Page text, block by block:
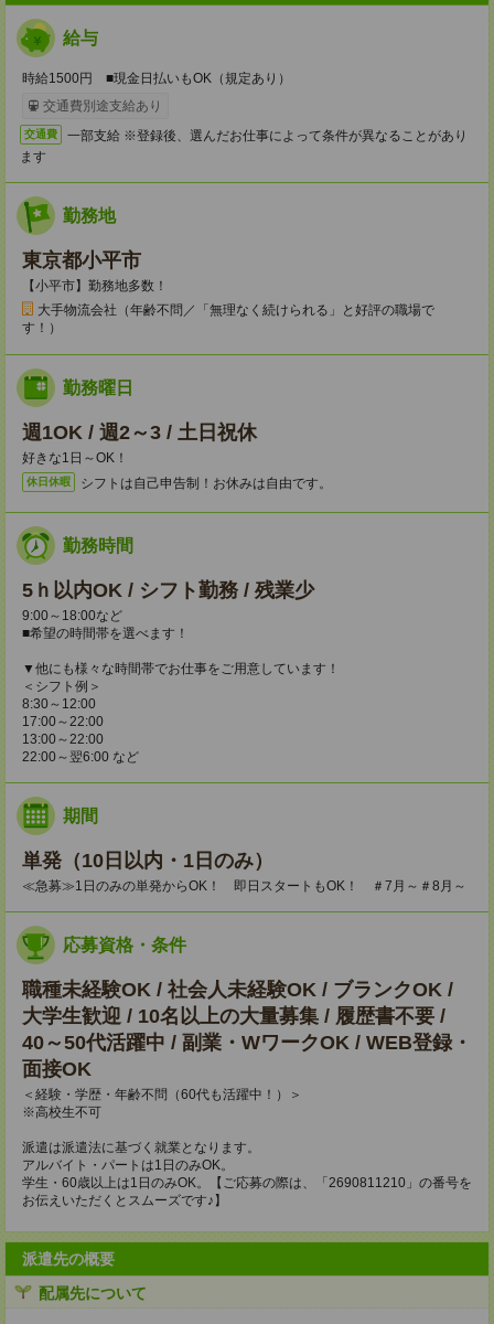
給与
時給1500円 ■現金日払いもOK（規定あり）
交通費別途支給あり
交通費
一部支給 ※登録後、選んだお仕事によって条件が異なることがあり
ます
勤務地
東京都小平市
【小平市】勤務地多数！
大手物流会社（年齢不問／「無理なく続けられる」と好評の職場で
す！）
勤務曜日
週1OK / 週2～3 / 土日祝休
好きな1日～OK！
休日休暇 シフトは自己申告制！お休みは自由です。
勤務時間
5ｈ以内OK / シフト勤務 / 残業少
9:00～18:00など
■希望の時間帯を選べます！
▼他にも様々な時間帯でお仕事をご用意しています！
＜シフト例＞
8:30～12:00
17:00～22:00
13:00～22:00
22:00～翌6:00 など
期間
単発（10日以内・1日のみ）
≪急募≫1日のみの単発からOK！ 即日スタートもOK！ ＃7月～＃8月～
応募資格・条件
職種未経験OK / 社会人未経験OK / ブランクOK /
大学生歓迎 / 10名以上の大量募集 / 履歴書不要 /
40～50代活躍中 / 副業・WワークOK / WEB登録・
面接OK
＜経験・学歴・年齢不問（60代も活躍中！）＞
※高校生不可
派遣は派遣法に基づく就業となります。
アルバイト・パートは1日のみOK。
学生・60歳以上は1日のみOK。【ご応募の際は、「2690811210」の番号を
お伝えいただくとスムーズです♪】
派遣先の概要
配属先について